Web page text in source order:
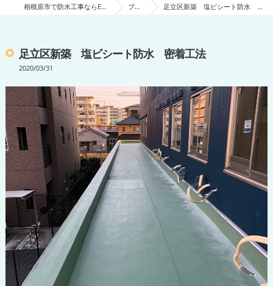
相模原市で防水工事ならERUNAS ブログ 足立区新築 塩ビシート防水 密着工法
足立区新築 塩ビシート防水 密着工法
2020/03/31